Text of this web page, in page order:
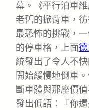
幕。《平行泊車
老舊的掀背車，
最恐怖的挑戰，
的停車格，上面
統發出了令人不
開始緩慢地倒車
斷車體與那座價
發出低語：「你